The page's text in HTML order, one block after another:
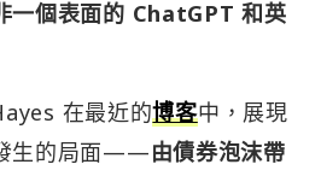
一個表面的 ChatGPT 和英
在最近的博客中，展現
生的局面——由債券泡沫帶